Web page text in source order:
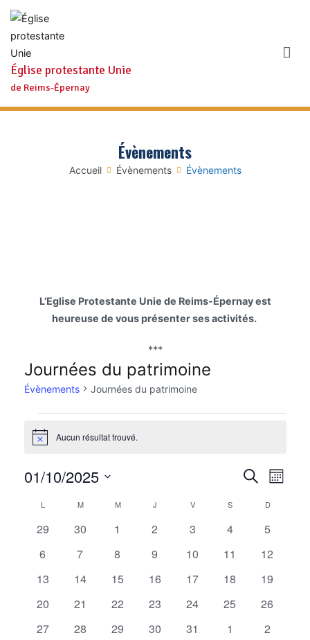
Aller
contenu
Église protestante Unie
de Reims-Épernay
Évènements
Accueil Évènements Évènements
L’Eglise Protestante Unie de Reims-Épernay est
heureuse de vous présenter ses activités.
***
Journées du patrimoine
Évènements Journées du patrimoine
Évènements
Notice Aucun résultat trouvé.
de
vues
Recherche
Mois
01/10/2025
date.
Calendrier
de
Évènements
L MMARDI MMERCREDI
J VVENDREDI
SSAMEDI DDIMANCHE
0
29
0
30
0
1
0
2
0
3
0
4
0
5
0
6
0
7
0
8
0
9
0
10
0
11
0
12
0
13
0
14
0
15
0
16
0
17
0
18
0
19
0
20
0
21
0
22
0
23
0
24
0
25
0
26
0
27
0
28
0
29
0
30
0
31
0
1
0
2